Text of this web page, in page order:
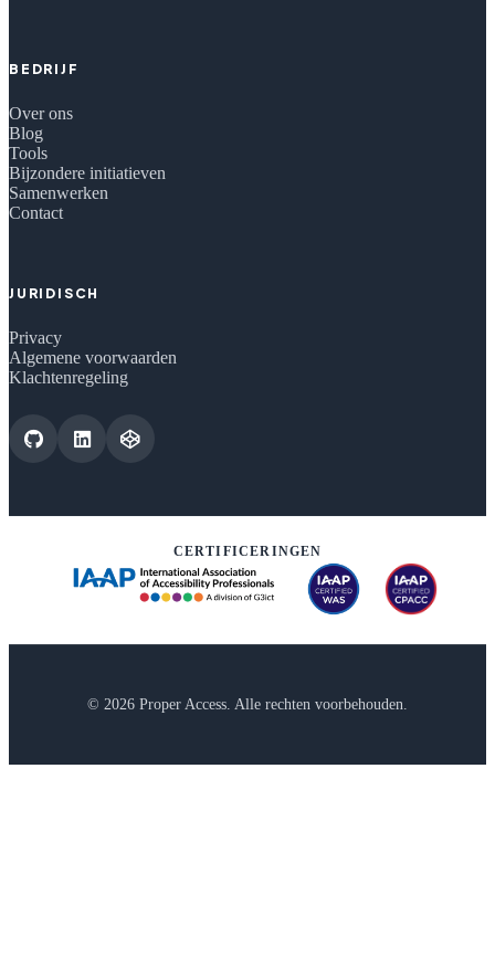
BEDRIJF
Over ons
Blog
Tools
Bijzondere initiatieven
Samenwerken
Contact
JURIDISCH
Privacy
Algemene voorwaarden
Klachtenregeling
CERTIFICERINGEN
© 2026 Proper Access. Alle rechten voorbehouden.